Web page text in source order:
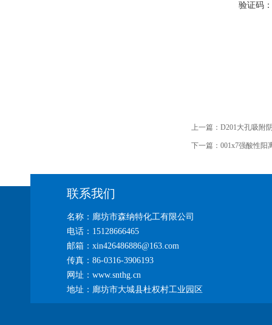
验证码：
上一篇： D201大孔吸附
下一篇： 001x7强酸性阳
联系我们
名称：廊坊市森纳特化工有限公司
电话：15128666465
邮箱：xin426486886@163.com
传真：86-0316-3906193
网址：www.snthg.cn
地址：廊坊市大城县杜权村工业园区